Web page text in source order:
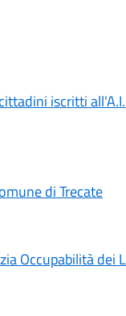
iscritti
di Trecate
Occupabilità dei